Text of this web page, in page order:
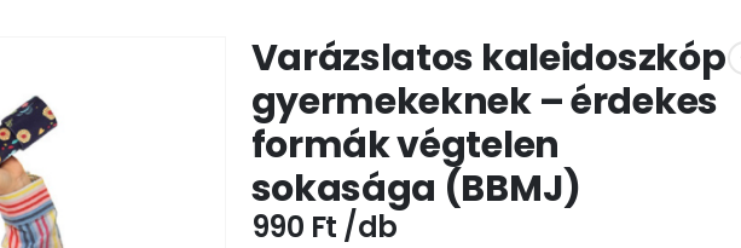
Varázslatos kaleidoszkóp
gyermekeknek – érdekes
formák végtelen
sokasága (BBMJ)
990 Ft